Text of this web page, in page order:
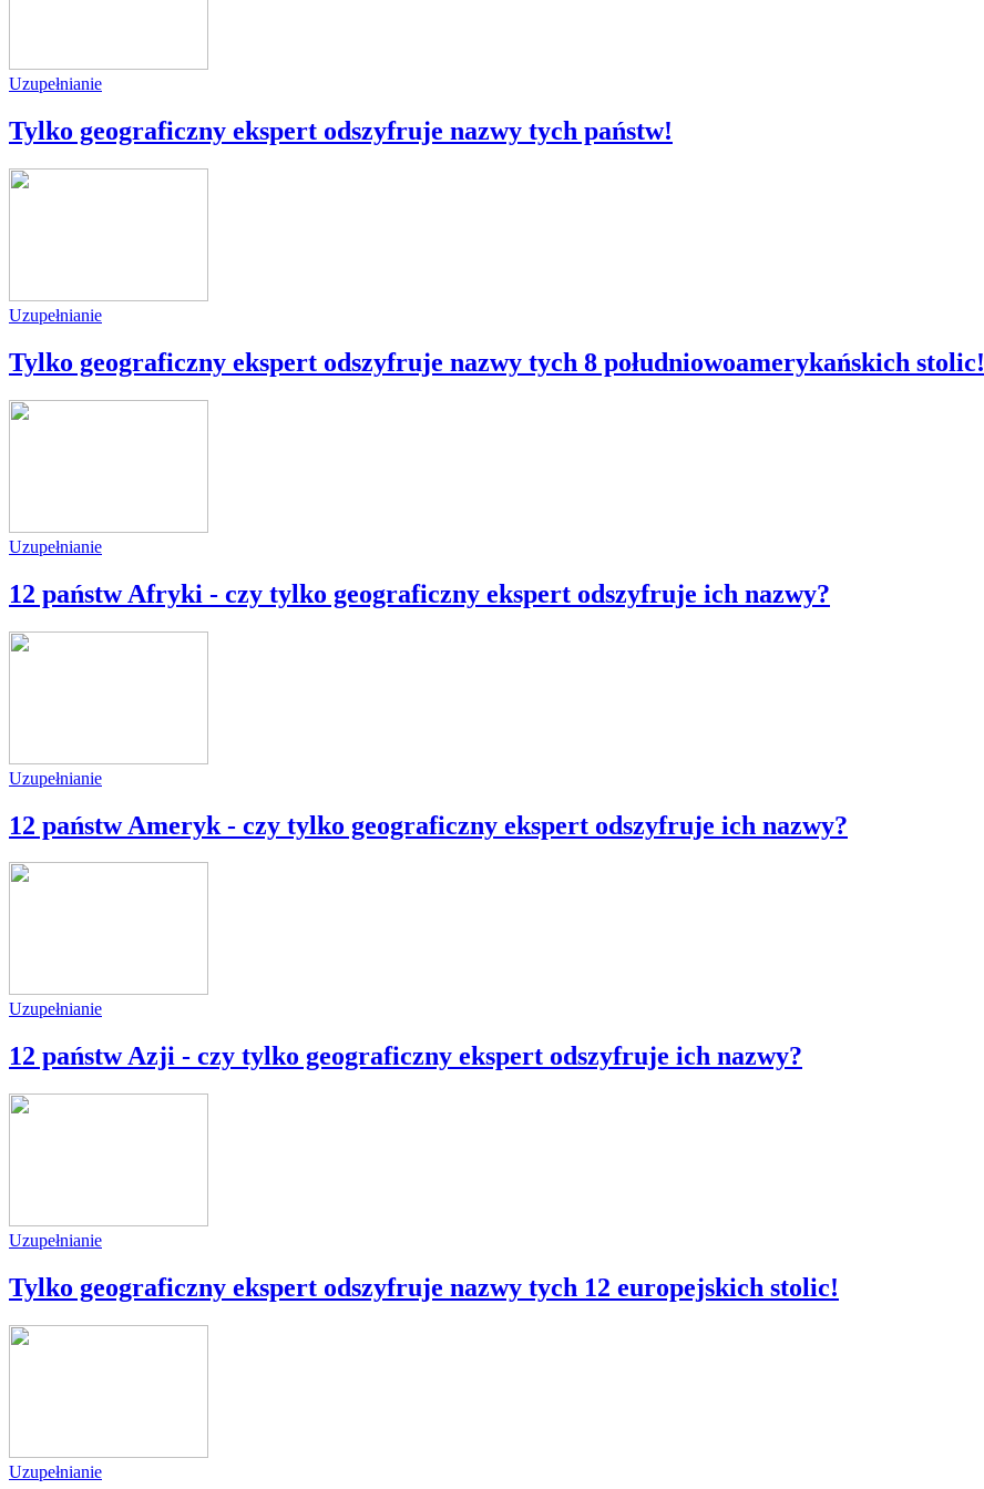
Uzupełnianie
Tylko geograficzny ekspert odszyfruje nazwy tych państw!
Uzupełnianie
Tylko geograficzny ekspert odszyfruje nazwy tych 8 południowoamerykańskich stolic!
Uzupełnianie
12 państw Afryki - czy tylko geograficzny ekspert odszyfruje ich nazwy?
Uzupełnianie
12 państw Ameryk - czy tylko geograficzny ekspert odszyfruje ich nazwy?
Uzupełnianie
12 państw Azji - czy tylko geograficzny ekspert odszyfruje ich nazwy?
Uzupełnianie
Tylko geograficzny ekspert odszyfruje nazwy tych 12 europejskich stolic!
Uzupełnianie